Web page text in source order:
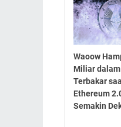
Waoow
Miliar dalam
Terbakar
Ethereum
Semakin